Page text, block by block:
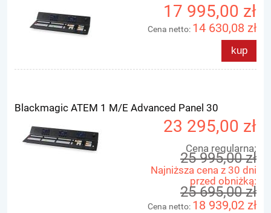
17 995,00 zł
Cena netto: 14 630,08 zł
kup
Blackmagic ATEM 1 M/E Advanced Panel 30
23 295,00 zł
Cena regularna:
25 995,00 zł
Najniższa cena z 30 dni
przed obniżką:
25 695,00 zł
Cena netto: 18 939,02 zł